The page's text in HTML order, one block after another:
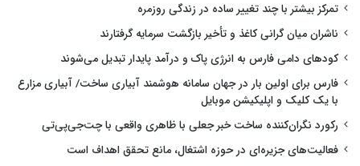
تمرکز بیشتر با چند تغییر ساده در زندگی روزمره
ناشران میان گرانی کاغذ و تأخیر بازگشت سرمایه گرفتارند
کودهای دامی فارس به انرژی پاک و درآمد پایدار تبدیل می‌شوند
فارس برای اولین بار در جهان سامانه هوشمند آبیاری ساخت/ آبیاری مزارع
با یک کلیک و اپلیکیشن موبایل
رکورد نگران‌کننده ساخت خبر جعلی با ظاهری واقعی با چت‌جی‌پی‌تی
فعالیت‌های جزیره‌ای در حوزه اشتغال، مانع تحقق اهداف است